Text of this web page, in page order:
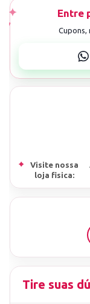
⌖
Visite nossa
loja fisica:
Tire suas